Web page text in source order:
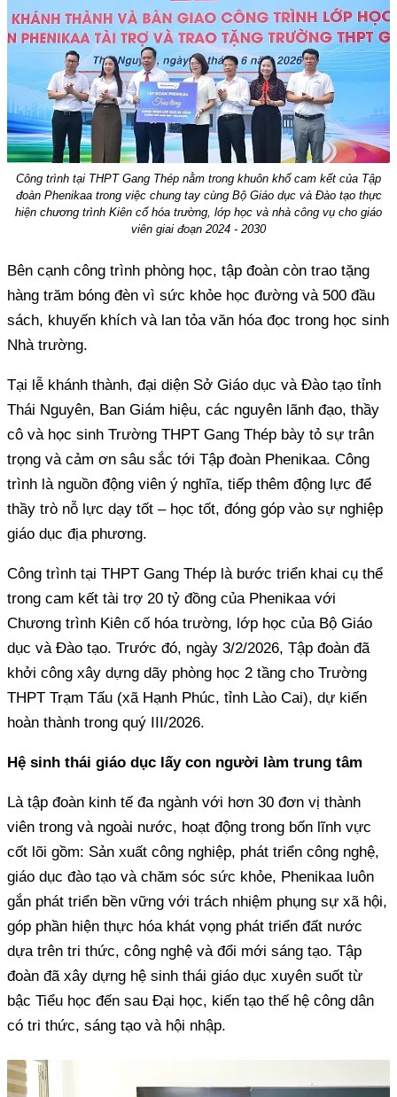
Công trình tại THPT Gang Thép nằm trong khuôn khổ cam kết của Tập
đoàn Phenikaa trong việc chung tay cùng Bộ Giáo dục và Đào tạo thực
hiện chương trình Kiên cố hóa trường, lớp học và nhà công vụ cho giáo
viên giai đoạn 2024 - 2030
Bên cạnh công trình phòng học, tập đoàn còn trao tặng
hàng trăm bóng đèn vì sức khỏe học đường và 500 đầu
sách, khuyến khích và lan tỏa văn hóa đọc trong học sinh
Nhà trường.
Tại lễ khánh thành, đại diện Sở Giáo dục và Đào tạo tỉnh
Thái Nguyên, Ban Giám hiệu, các nguyên lãnh đạo, thầy
cô và học sinh Trường THPT Gang Thép bày tỏ sự trân
trọng và cảm ơn sâu sắc tới Tập đoàn Phenikaa. Công
trình là nguồn động viên ý nghĩa, tiếp thêm động lực để
thầy trò nỗ lực dạy tốt – học tốt, đóng góp vào sự nghiệp
giáo dục địa phương.
Công trình tại THPT Gang Thép là bước triển khai cụ thể
trong cam kết tài trợ 20 tỷ đồng của Phenikaa với
Chương trình Kiên cố hóa trường, lớp học của Bộ Giáo
dục và Đào tạo. Trước đó, ngày 3/2/2026, Tập đoàn đã
khởi công xây dựng dãy phòng học 2 tầng cho Trường
THPT Trạm Tấu (xã Hạnh Phúc, tỉnh Lào Cai), dự kiến
hoàn thành trong quý III/2026.
Hệ sinh thái giáo dục lấy con người làm trung tâm
Là tập đoàn kinh tế đa ngành với hơn 30 đơn vị thành
viên trong và ngoài nước, hoạt động trong bốn lĩnh vực
cốt lõi gồm: Sản xuất công nghiệp, phát triển công nghệ,
giáo dục đào tạo và chăm sóc sức khỏe, Phenikaa luôn
gắn phát triển bền vững với trách nhiệm phụng sự xã hội,
góp phần hiện thực hóa khát vọng phát triển đất nước
dựa trên tri thức, công nghệ và đổi mới sáng tạo. Tập
đoàn đã xây dựng hệ sinh thái giáo dục xuyên suốt từ
bậc Tiểu học đến sau Đại học, kiến tạo thế hệ công dân
có tri thức, sáng tạo và hội nhập.